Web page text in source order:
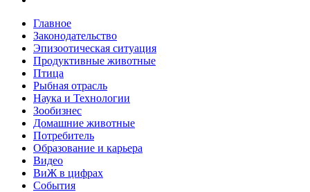
Главное
Законодательство
Эпизоотическая ситуация
Продуктивные животные
Птица
Рыбная отрасль
Наука и Технологии
Зообизнес
Домашние животные
Потребитель
Образование и карьера
Видео
ВиЖ в цифрах
События